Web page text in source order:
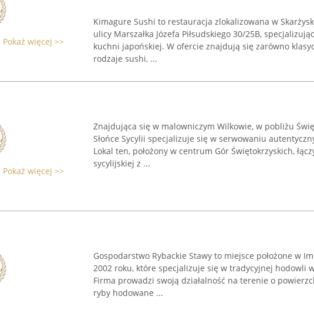
Pokaż więcej >>
Kimagure Sushi to restauracja zlokalizowana w
ulicy Marszałka Józefa Piłsudskiego 30/25B,
kuchni japońskiej. W ofercie znajdują się zarówno
rodzaje sushi, ...
Pokaż więcej >>
Znajdująca się w malowniczym Wilkowie, w pobliżu
Słońce Sycylii specjalizuje się w serwowaniu
Lokal ten, położony w centrum Gór Świętokrzyskich,
sycylijskiej z ...
Gospodarstwo Rybackie Stawy to miejsce położone w
2002 roku, które specjalizuje się w tradycyjnej hodowli
Firma prowadzi swoją działalność na terenie o
ryby hodowane ...